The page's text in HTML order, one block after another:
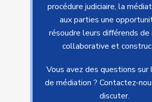
procédure judiciaire, la
aux parties une
résoudre leurs différends de
collaborative et
Vous avez des questions sur
de médiation ? Contactez-
discuter.